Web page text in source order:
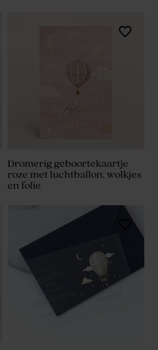
Dromerig geboortekaartje
roze met luchtballon, wolkjes
en folie